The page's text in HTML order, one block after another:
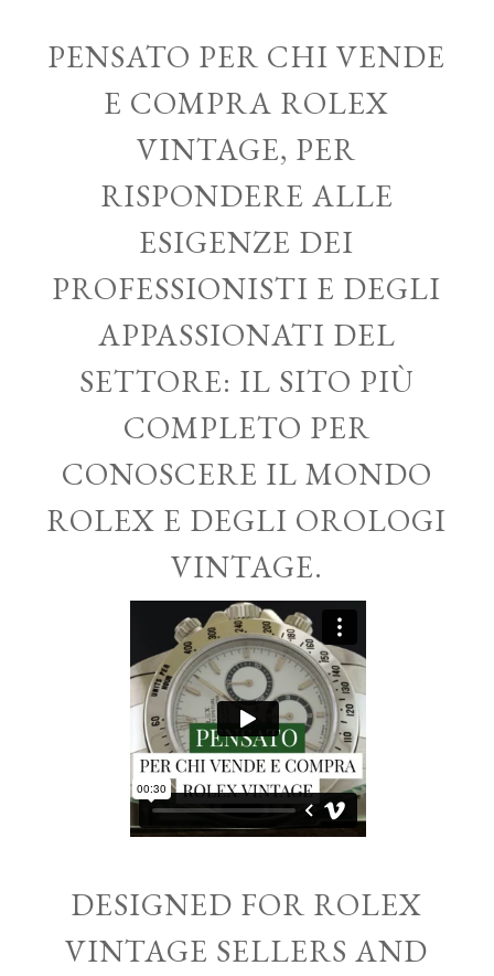
PENSATO PER CHI VENDE
E COMPRA ROLEX
VINTAGE, PER
RISPONDERE ALLE
ESIGENZE DEI
PROFESSIONISTI E DEGLI
APPASSIONATI DEL
SETTORE: IL SITO PIÙ
COMPLETO PER
CONOSCERE IL MONDO
ROLEX E DEGLI OROLOGI
VINTAGE.
DESIGNED FOR ROLEX
VINTAGE SELLERS AND